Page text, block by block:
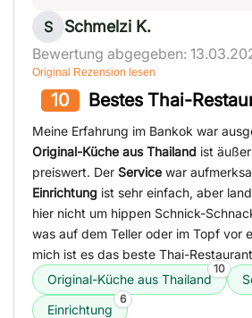
S Schmelzi K.
Bewertung abgegeben:
Original Rezension lesen
10 Bestes Thai-
Meine Erfahrung im Bankok war
Original-Küche aus Thailand ist
preiswert. Der Service war
Einrichtung ist sehr einfach, aber
hier nicht um hippen Schnick-
was auf dem Teller oder im Topf vor
mich ist es das beste Thai-
Original-Küche aus Thailand
10
Einrichtung
6